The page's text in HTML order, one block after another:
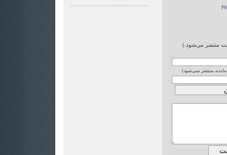
منتشر می‌شود.)
مانده، منتشر نمی‌شود)